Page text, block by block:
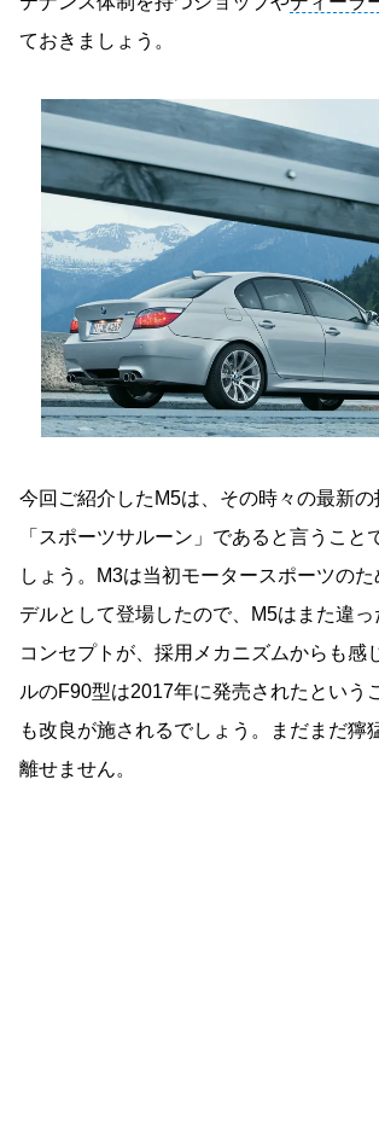
ておきましょう。
今回ご紹介したM5は、その時々の最新の
「スポーツサルーン」であると言うこと
しょう。M3は当初モータースポーツの
デルとして登場したので、M5はまた違
コンセプトが、採用メカニズムからも感
ルのF90型は2017年に発売されたという
も改良が施されるでしょう。まだまだ獰
離せません。